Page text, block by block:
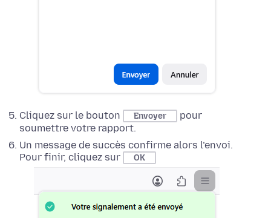
Cliquez sur le bouton Envoyer
pour
soumettre votre rapport.
Un message de succès confirme alors l’envoi.
Pour finir, cliquez sur
OK